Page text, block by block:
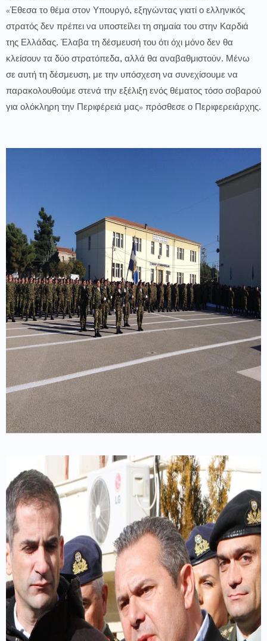
«Έθεσα το θέμα στον Υπουργό, εξηγώντας γιατί ο ελληνικός
στρατός δεν πρέπει να υποστείλει τη σημαία του στην Καρδιά
της Ελλάδας. Έλαβα τη δέσμευσή του ότι όχι μόνο δεν θα
κλείσουν τα δύο στρατόπεδα, αλλά θα αναβαθμιστούν. Μένω
σε αυτή τη δέσμευση, με την υπόσχεση να συνεχίσουμε να
παρακολουθούμε στενά την εξέλιξη ενός θέματος τόσο σοβαρού
για ολόκληρη την Περιφέρειά μας» πρόσθεσε ο Περιφερειάρχης.